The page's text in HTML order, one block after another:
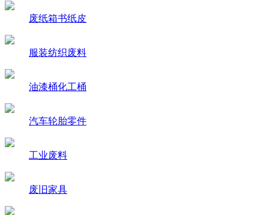
废纸箱书纸皮
服装纺织废料
油漆桶化工桶
汽车轮胎零件
工业废料
废旧家具